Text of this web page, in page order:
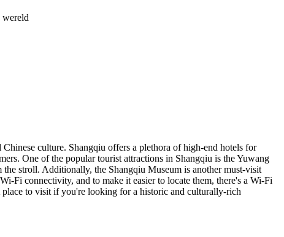
wereld
culture. Shangqiu offers a plethora of high-end hotels for
One of the popular tourist attractions in Shangqiu is the Yuwang
stroll. Additionally, the Shangqiu Museum is another must-visit
Fi connectivity, and to make it easier to locate them, there's a Wi-Fi
to visit if you're looking for a historic and culturally-rich